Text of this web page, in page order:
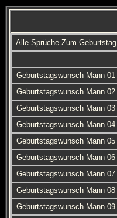
Alle Sprüche Zum Geburtstag
Geburtstagswunsch Mann 01
Geburtstagswunsch Mann 02
Geburtstagswunsch Mann 03
Geburtstagswunsch Mann 04
Geburtstagswunsch Mann 05
Geburtstagswunsch Mann 06
Geburtstagswunsch Mann 07
Geburtstagswunsch Mann 08
Geburtstagswunsch Mann 09